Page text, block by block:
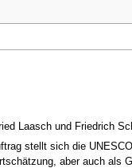
Laasch und Friedrich
stellt sich die
aber auch